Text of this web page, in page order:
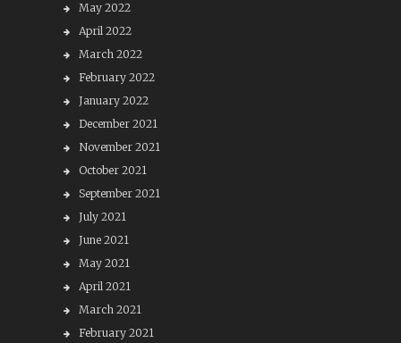
May 2022
April 2022
March 2022
February 2022
January 2022
December 2021
November 2021
October 2021
September 2021
July 2021
June 2021
May 2021
April 2021
March 2021
February 2021